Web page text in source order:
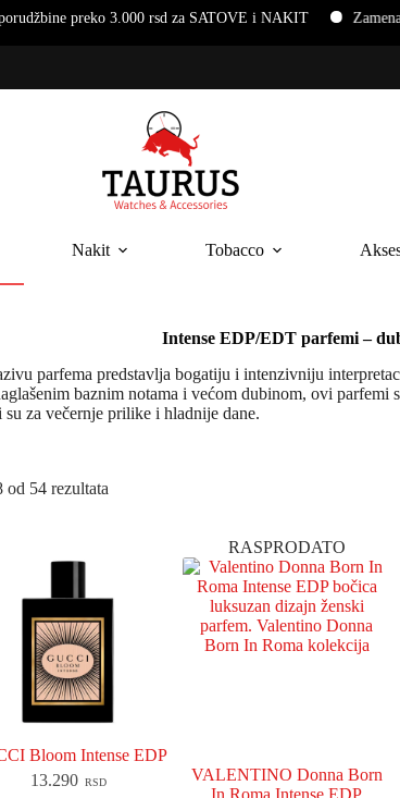
preko 3.000 rsd za SATOVE i NAKIT Zamena
Nakit Tobacco
Intense EDP/EDT parfemi –
parfema predstavlja bogatiju i intenzivniju
baznim notama i većom dubinom, ovi
su za večernje prilike i hladnije dane.
od 54 rezultata
Bloom Intense EDP
13.290 RSD
RASPRODATO
VALENTINO Donna Born
In Roma Intense EDP